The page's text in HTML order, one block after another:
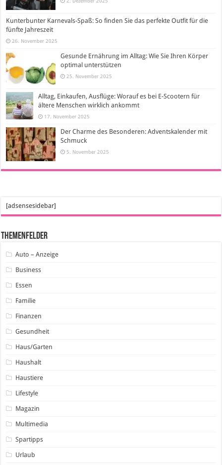
Kunterbunter Karnevals-Spaß: So finden Sie das perfekte Outfit für die
fünfte Jahreszeit
26. November 2025
Gesunde Ernährung im Alltag: Wie Sie Ihren Körper
optimal unterstützen
25. November 2025
Alltag, Einkaufen, Ausflüge: Worauf es bei E-Scootern für
ältere Menschen wirklich ankommt
17. November 2025
Der Charme des Besonderen: Adventskalender mit
Schmuck
5. November 2025
[adsensesidebar]
Themenfelder
Auto – Anzeige
Business
Essen
Familie
Finanzen
Gesundheit
Haus/Garten
Haushalt
Haustiere
Lifestyle
Magazin
Multimedia
Spartipps
Urlaub